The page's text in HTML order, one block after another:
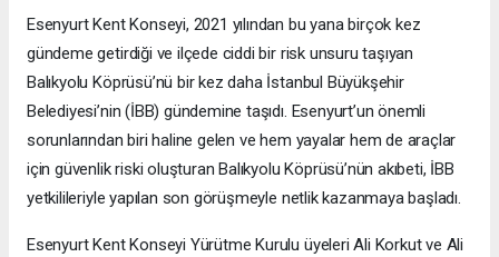
Esenyurt Kent Konseyi, 2021 yılından bu yana birçok kez
gündeme getirdiği ve ilçede ciddi bir risk unsuru taşıyan
Balıkyolu Köprüsü’nü bir kez daha İstanbul Büyükşehir
Belediyesi’nin (İBB) gündemine taşıdı. Esenyurt’un önemli
sorunlarından biri haline gelen ve hem yayalar hem de araçlar
için güvenlik riski oluşturan Balıkyolu Köprüsü’nün akıbeti, İBB
yetkilileriyle yapılan son görüşmeyle netlik kazanmaya başladı.
Esenyurt Kent Konseyi Yürütme Kurulu üyeleri Ali Korkut ve Ali